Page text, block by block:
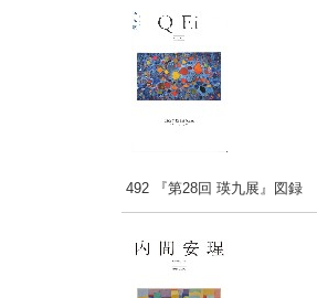
492 『第28回 瑛九展』図録